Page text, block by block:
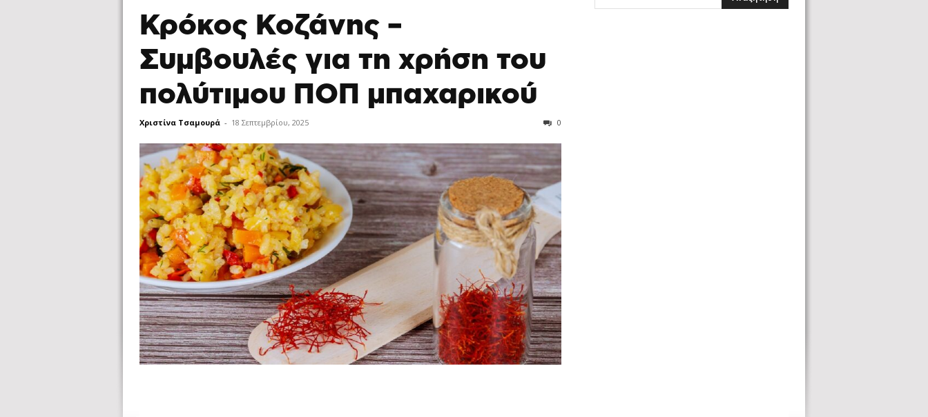
Κρόκος Κοζάνης –
Συμβουλές για τη χρήση του
πολύτιμου ΠΟΠ μπαχαρικού
Χριστίνα Τσαμουρά - 18 Σεπτεμβρίου, 2025 0